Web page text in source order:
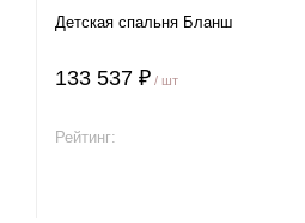
Детская спальня Бланш
133 537 ₽ / шт
Рейтинг: